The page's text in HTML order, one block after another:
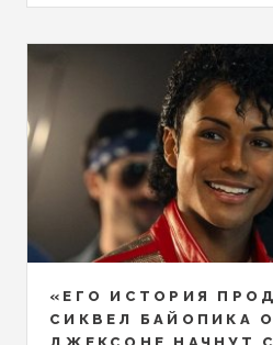
«ЕГО ИСТОРИЯ
СИКВЕЛ БАЙОПИКА